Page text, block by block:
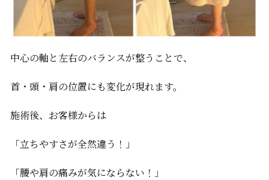
中心の軸と左右のバランスが整うことで、
首・頭・肩の位置にも変化が現れます。
施術後、お客様からは
「立ちやすさが全然違う！」
「腰や肩の痛みが気にならない！」